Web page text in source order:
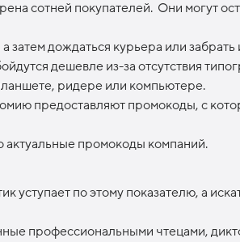
сотней покупателей. Они могут
дождаться курьера или забрать
дешевле из-за отсутствия
ридере или компьютере.
предоставляют промокоды, с
актуальные промокоды компаний.
по этому показателю, а
профессиональными чтецами,